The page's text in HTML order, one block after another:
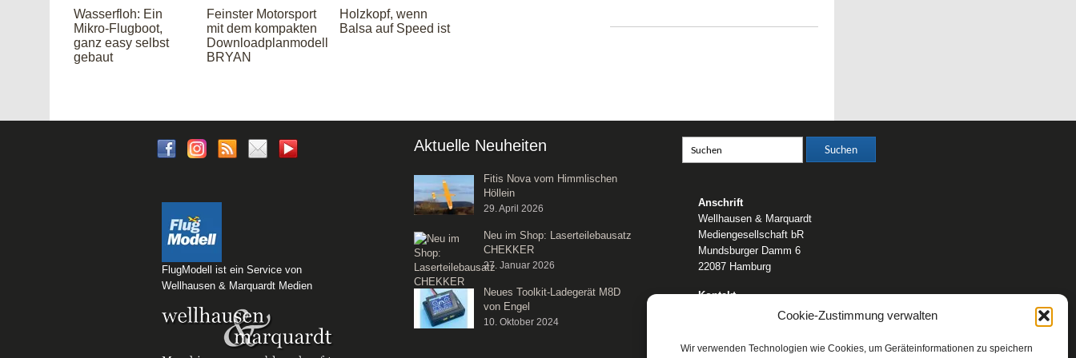
Cookie-Zustimmung verwalten
Wir verwenden Technologien wie Cookies, um Geräteinformationen zu speichern
Wasserfloh: Ein
Mikro-Flugboot,
ganz easy selbst
gebaut
Feinster Motorsport
mit dem kompakten
Downloadplanmodell
BRYAN
Holzkopf, wenn
Balsa auf Speed ist
FlugModell ist ein Service von
Wellhausen & Marquardt Medien
Aktuelle Neuheiten
Fitis Nova vom Himmlischen
Höllein
29. April 2026
Neu im Shop: Laserteilebausatz
CHEKKER
27. Januar 2026
Neues Toolkit-Ladegerät M8D
von Engel
10. Oktober 2024
Anschrift
Wellhausen & Marquardt
Mediengesellschaft bR
Mundsburger Damm 6
22087 Hamburg
Kontakt
Telefon: 0 40 / 42 91 77-0
Web:www.wm-medien.de